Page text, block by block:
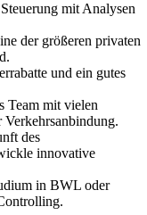
mit Analysen
der größeren privaten
und ein gutes
Team mit vielen
des
innovative
in BWL oder